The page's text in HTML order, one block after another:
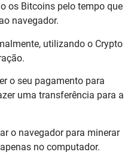
os Bitcoins pelo tempo que
navegador.
utilizando o Crypto
o seu pagamento para
uma transferência para a
o navegador para minerar
no computador.